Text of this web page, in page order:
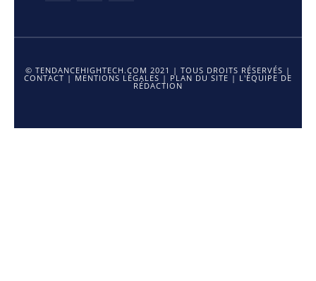
© TENDANCEHIGHTECH.COM 2021 | TOUS DROITS RÉSERVÉS |
CONTACT | MENTIONS LÉGALES | PLAN DU SITE | L'ÉQUIPE DE
RÉDACTION